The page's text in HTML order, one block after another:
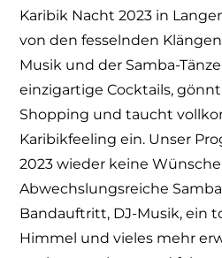
Karibik Nacht 2023 in
von den fesselnden
Musik und der Samba-
einzigartige Cocktails,
Shopping und taucht
Karibikfeeling ein. Unser
2023 wieder keine
Abwechslungsreiche
Bandauftritt, DJ-Musik, ein
Himmel und vieles mehr